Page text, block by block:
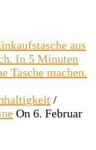
/
On 6. Februar